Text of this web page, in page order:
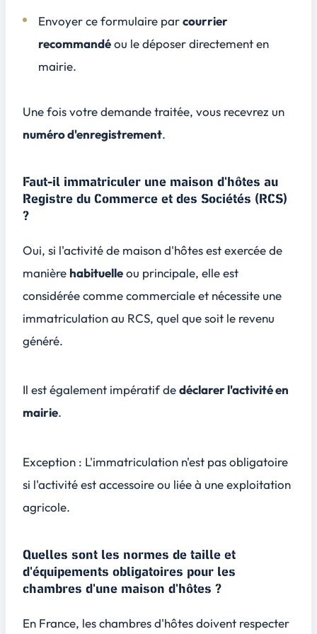
Envoyer ce formulaire parcourrier
recommandéou le déposer directement en
mairie.
Une fois votre demande traitée, vous recevrez un
numéro d'enregistrement.
Faut-il immatriculer une maison d'hôtes au
Registre du Commerce et des Sociétés (RCS)
?
Oui, si l'activité de maison d'hôtes est exercée de
manière habituelleou principale, elle est
considérée comme commerciale et nécessite une
immatriculation au RCS, quel que soit le revenu
généré.
Il est également impératif dedéclarer l'activité en
mairie.
Exception : L'immatriculation n'est pas obligatoire
si l'activité est accessoire ou liée à une exploitation
agricole.
Quelles sont les normes de taille et
d'équipements obligatoires pour les
chambres d'une maison d'hôtes ?
En France, les chambres d'hôtes doivent respecter